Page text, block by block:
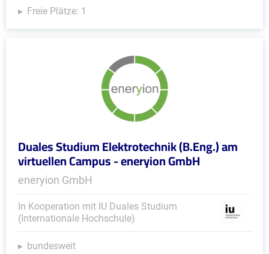
Freie Plätze: 1
Duales Studium Elektrotechnik (B.Eng.) am
virtuellen Campus - eneryion GmbH
eneryion GmbH
In Kooperation mit IU Duales Studium
(Internationale Hochschule)
bundesweit